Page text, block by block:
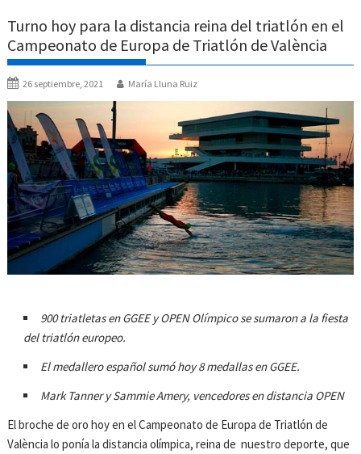
Turno hoy para la distancia reina del triatlón en el
Campeonato de Europa de Triatlón de València
26 septiembre, 2021 María Lluna Ruiz
900 triatletas en GGEE y OPEN Olímpico se sumaron a la fiesta
del triatlón europeo.
El medallero español sumó hoy 8 medallas en GGEE.
Mark Tanner y Sammie Amery, vencedores en distancia OPEN
El broche de oro hoy en el Campeonato de Europa de Triatlón de
València lo ponía la distancia olímpica, reina de nuestro deporte, que